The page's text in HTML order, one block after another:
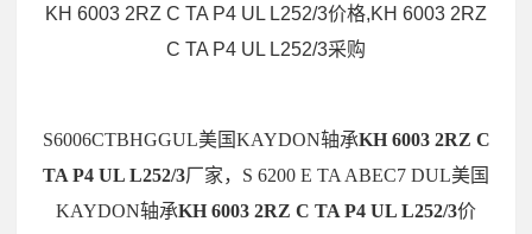
KH 6003 2RZ C TA P4 UL L252/3价格,KH 6003 2RZ
C TA P4 UL L252/3采购
S6006CTBHGGUL美国KAYDON轴承KH 6003 2RZ C
TA P4 UL L252/3厂家，S 6200 E TA ABEC7 DUL美国
KAYDON轴承KH 6003 2RZ C TA P4 UL L252/3价